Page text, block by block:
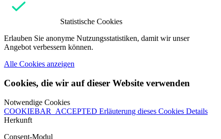
Statistische Cookies
Erlauben Sie anonyme Nutzungsstatistiken, damit wir unser
Angebot verbessern können.
Alle Cookies anzeigen
Cookies, die wir auf dieser Website verwenden
Notwendige Cookies
COOKIEBAR_ACCEPTED Erläuterung dieses Cookies Details
Herkunft
Consent-Modul